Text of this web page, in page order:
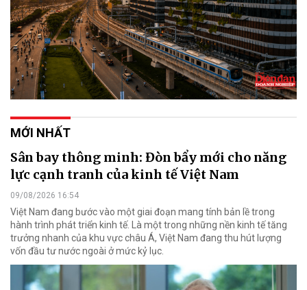
MỚI NHẤT
Sân bay thông minh: Đòn bẩy mới cho năng
lực cạnh tranh của kinh tế Việt Nam
09/08/2026 16:54
Việt Nam đang bước vào một giai đoạn mang tính bản lề trong
hành trình phát triển kinh tế. Là một trong những nền kinh tế tăng
trưởng nhanh của khu vực châu Á, Việt Nam đang thu hút lượng
vốn đầu tư nước ngoài ở mức kỷ lục.